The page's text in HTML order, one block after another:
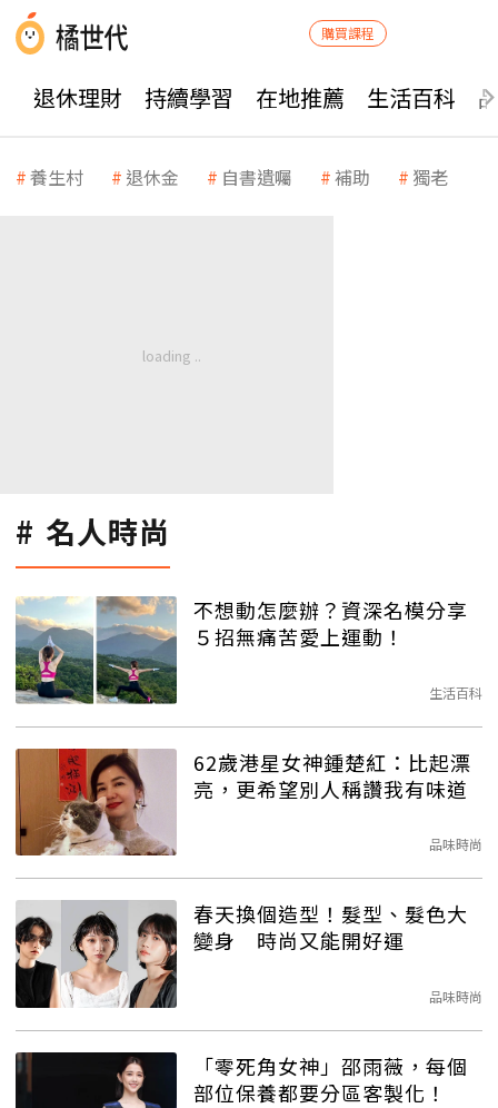
購買課程
退休理財 持續學習 在地推薦 生活百科
養生村 退休金 自書遺囑 補助 獨老
名人時尚
不想動怎麼辦？資深名模分享
５招無痛苦愛上運動！
生活百科
62歲港星女神鍾楚紅：比起漂
亮，更希望別人稱讚我有味道
品味時尚
春天換個造型！髮型、髮色大
變身 時尚又能開好運
品味時尚
「零死角女神」邵雨薇，每個
部位保養都要分區客製化！